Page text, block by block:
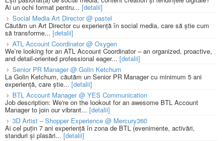
Ai un ochi format pentru... [detalii]
Social Media Art Director @ pastel
Căutăm un Art Director cu experiență în social media, care să știe cum
să transforme... [detalii]
ATL Account Coordinator @ Oxygen
We’re looking for an ATL Account Coordinator – an organized, proactive,
and detail-oriented professional eager... [detalii]
Senior PR Manager @ Golin Ketchum
La Golin Ketchum, căutăm un Senior PR Manager cu minimum 5 ani
experiență, care știe... [detalii]
BTL Account Manager @ YES Communication
Job description: We're on the lookout for an awesome BTL Account
Manager to join our vibrant... [detalii]
3D Artist – Shopper Experience @ Mercury360
Ai cel puțin 7 ani experiență în zona de BTL (evenimente, activări,
standuri și plasări... [detalii]